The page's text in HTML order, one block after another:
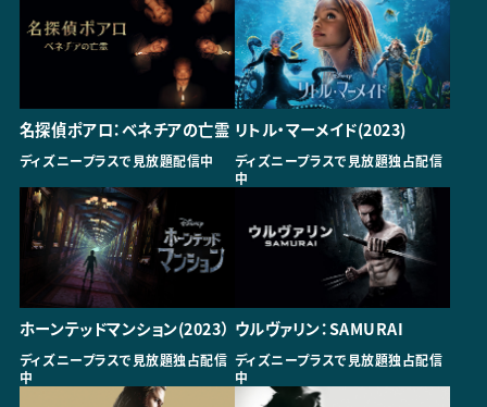
名探偵ポアロ：ベネチアの亡霊
ディズニープラスで見放題配信中
リトル・マーメイド(2023)
ディズニープラスで見放題独占配信
中
ホーンテッドマンション(2023）
ディズニープラスで見放題独占配信
中
ウルヴァリン：SAMURAI
ディズニープラスで見放題独占配信
中